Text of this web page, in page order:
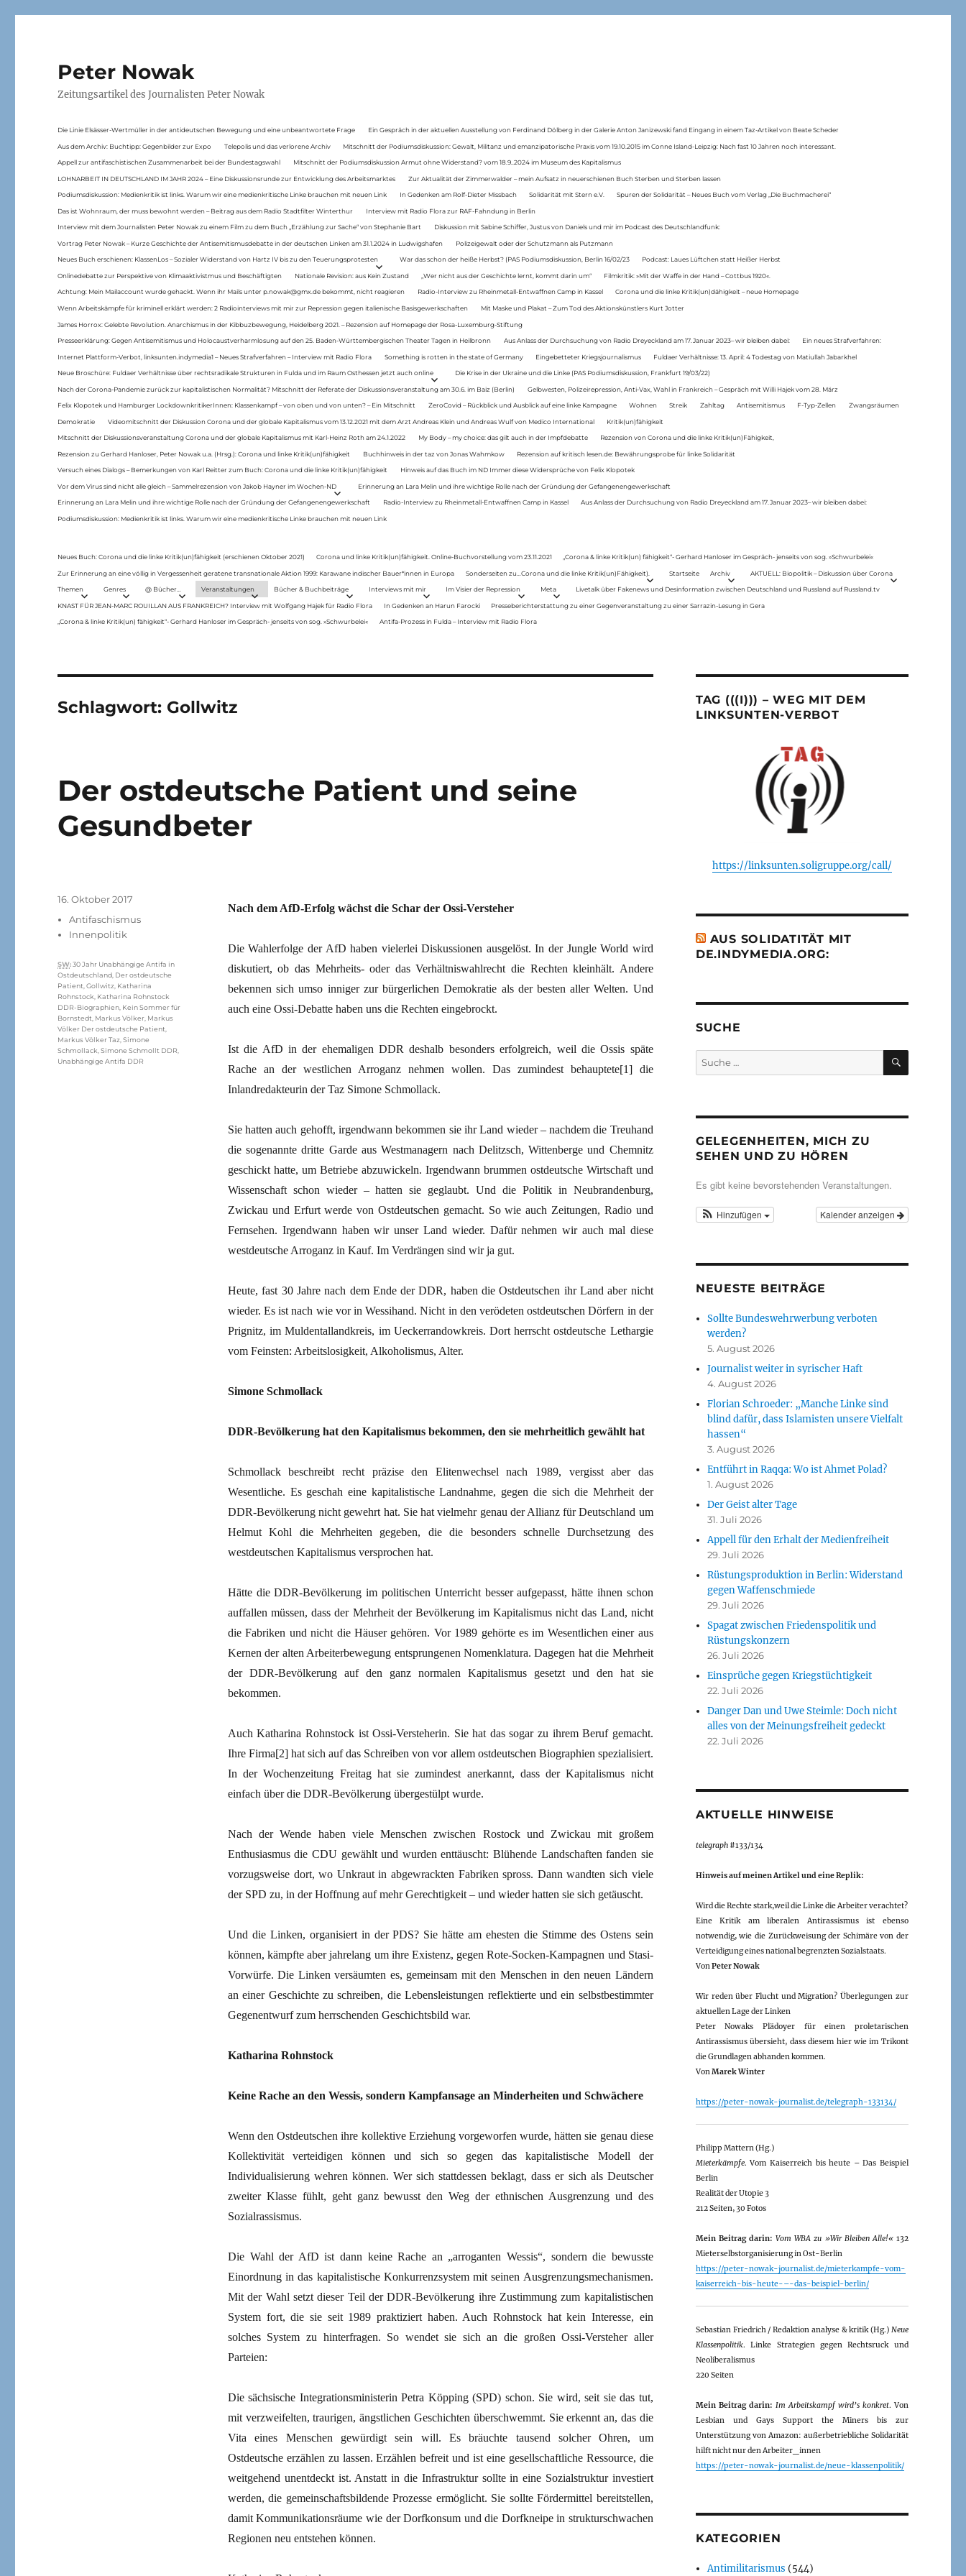
Peter Nowak
Zeitungsartikel des Journalisten Peter Nowak
Die Linie Elsässer-Wertmüller in der antideutschen Bewegung und eine unbeantwortete Frage Ein Gespräch in der aktuellen Ausstellung von Ferdinand Dölberg in der Galerie Anton Janizewski fand Eingang in einem Taz-Artikel von Beate Scheder
Aus dem Archiv: Buchtipp: Gegenbilder zur Expo Telepolis und das verlorene Archiv Mitschnitt der Podiumsdiskussion: Gewalt, Militanz und emanzipatorische Praxis vom 19.10.2015 im Conne Island-Leipzig: Nach fast 10 Jahren noch interessant.
Appell zur antifaschistischen Zusammenarbeit bei der Bundestagswahl Mitschnitt der Podiumsdiskussion Armut ohne Widerstand? vom 18.9..2024 im Museum des Kapitalismus
LOHNARBEIT IN DEUTSCHLAND IM JAHR 2024 – Eine Diskussionsrunde zur Entwicklung des Arbeitsmarktes Zur Aktualität der Zimmerwalder – mein Aufsatz in neuerschienen Buch Sterben und Sterben lassen
Podiumsdiskussion: Medienkritik ist links. Warum wir eine medienkritische Linke brauchen mit neuen Link In Gedenken am Rolf-Dieter Missbach Solidarität mit Stern e.V. Spuren der Solidarität – Neues Buch vom Verlag „Die Buchmacherei“
Das ist Wohnraum, der muss bewohnt werden – Beitrag aus dem Radio Stadtfilter Winterthur Interview mit Radio Flora zur RAF-Fahndung in Berlin
Interview mit dem Journalisten Peter Nowak zu einem Film zu dem Buch „Erzählung zur Sache“ von Stephanie Bart Diskussion mit Sabine Schiffer, Justus von Daniels und mir im Podcast des Deutschlandfunk:
Vortrag Peter Nowak – Kurze Geschichte der Antisemitismusdebatte in der deutschen Linken am 31.1.2024 in Ludwigshafen Polizeigewalt oder der Schutzmann als Putzmann
Neues Buch erschienen: KlassenLos – Sozialer Widerstand von Hartz IV bis zu den Teuerungsprotesten War das schon der heiße Herbst? (PAS Podiumsdiskussion, Berlin 16/02/23 Podcast: Laues Lüftchen statt Heißer Herbst
Onlinedebatte zur Perspektive von Klimaaktivistmus und Beschäftigten Nationale Revision: aus Kein Zustand „Wer nicht aus der Geschichte lernt, kommt darin um“ Filmkritik: »Mit der Waffe in der Hand – Cottbus 1920«.
Achtung: Mein Mailaccount wurde gehackt. Wenn ihr Mails unter p.nowak@gmx.de bekommt, nicht reagieren Radio-Interview zu Rheinmetall-Entwaffnen Camp in Kassel Corona und die linke Kritik(un)dähigkeit – neue Homepage
Wenn Arbeitskämpfe für kriminell erklärt werden: 2 Radiointerviews mit mir zur Repression gegen italienische Basisgewerkschaften Mit Maske und Plakat – Zum Tod des Aktionskünstlers Kurt Jotter
James Horrox: Gelebte Revolution. Anarchismus in der Kibbuzbewegung, Heidelberg 2021. – Rezension auf Homepage der Rosa-Luxemburg-Stiftung
Presseerklärung: Gegen Antisemitismus und Holocaustverharmlosung auf den 25. Baden-Württembergischen Theater Tagen in Heilbronn Aus Anlass der Durchsuchung von Radio Dreyeckland am 17.Januar 2023– wir bleiben dabei: Ein neues Strafverfahren:
Internet Plattform-Verbot, linksunten.indymedia1 – Neues Strafverfahren – Interview mit Radio Flora Something is rotten in the state of Germany Eingebetteter Kriegsjournalismus Fuldaer Verhältnisse: 13. April: 4 Todestag von Matiul­lah Jabarkhel
Neue Broschüre: Fuldaer Verhältnisse über rechtsradikale Strukturen in Fulda und im Raum Osthessen jetzt auch online Die Krise in der Ukraine und die Linke (PAS Podiumsdiskussion, Frankfurt 19/03/22)
Nach der Corona-Pandemie zurück zur kapitalistischen Normalität? Mitschnitt der Referate der Diskussionsveranstaltung am 30.6. im Baiz (Berlin) Gelbwesten, Polizeirepression, Anti-Vax, Wahl in Frankreich – Gespräch mit Willi Hajek vom 28. März
Felix Klopotek und Hamburger LockdownkritikerInnen: Klassenkampf – von oben und von unten? – Ein Mitschnitt ZeroCovid – Rückblick und Ausblick auf eine linke Kampagne Wohnen Streik Zahltag Antisemitismus F-Typ-Zellen Zwangsräumen
Demokratie Videomitschnitt der Diskussion Corona und der globale Kapitalismus vom 13.12.2021 mit dem Arzt Andreas Klein und Andreas Wulf von Medico International Kritik(un)fähigkeit
Mitschnitt der Diskussionsveranstaltung Corona und der globale Kapitalismus mit Karl-Heinz Roth am 24.1.2022 My Body – my choice: das gilt auch in der Impfdebatte Rezension von Corona und die linke Kritik(un)Fähigkeit,
Rezension zu Gerhard Hanloser, Peter Nowak u.a. (Hrsg.): Corona und linke Kritik(un)fähigkeit Buchhinweis in der taz von Jonas Wahmkow Rezension auf kritisch lesen.de: Bewährungsprobe für linke Solidarität
Versuch eines Dialogs – Bemerkungen von Karl Reitter zum Buch: Corona und die linke Kritik(un)fähigkeit Hinweis auf das Buch im ND Immer diese Widersprüche von Felix Klopotek
Vor dem Virus sind nicht alle gleich – Sammelrezension von Jakob Hayner im Wochen-ND Erinnerung an Lara Melin und ihre wichtige Rolle nach der Gründung der Gefangenengewerkschaft
Erinnerung an Lara Melin und ihre wichtige Rolle nach der Gründung der Gefangenengewerkschaft Radio-Interview zu Rheinmetall-Entwaffnen Camp in Kassel Aus Anlass der Durchsuchung von Radio Dreyeckland am 17.Januar 2023– wir bleiben dabei:
Podiumsdiskussion: Medienkritik ist links. Warum wir eine medienkritische Linke brauchen mit neuen Link
Neues Buch: Corona und die linke Kritik(un)fähigkeit (erschienen Oktober 2021) Corona und linke Kritik(un)fähigkeit. Online-Buchvorstellung vom 23.11.2021 „Corona & linke Kritik(un) fähigkeit“- Gerhard Hanloser im Gespräch- jenseits von sog. »Schwurbelei«
Zur Erinnerung an eine völlig in Vergessenheit geratene transnationale Aktion 1999: Karawane indischer Bauer*innen in Europa Sonderseiten zu…Corona und die linke Kritik(un)Fähigkeit). Startseite Archiv AKTUELL: Biopolitik – Diskussion über Corona
Themen Genres @ Bücher… Veranstaltungen Bücher & Buchbeiträge Interviews mit mir Im Visier der Repression Meta Livetalk über Fakenews und Desinformation zwischen Deutschland und Russland auf Russland.tv
KNAST FÜR JEAN-MARC ROUILLAN AUS FRANKREICH? Interview mit Wolfgang Hajek für Radio Flora In Gedenken an Harun Farocki Presseberichterstattung zu einer Gegenveranstaltung zu einer Sarrazin-Lesung in Gera
„Corona & linke Kritik(un) fähigkeit“- Gerhard Hanloser im Gespräch- jenseits von sog. »Schwurbelei« Antifa-Prozess in Fulda – Interview mit Radio Flora
Schlagwort: Gollwitz
Der ostdeutsche Patient und seine
Gesundbeter
Nach dem AfD-Erfolg wächst die Schar der Ossi-Versteher
Die Wahlerfolge der AfD haben vielerlei Diskussionen ausgelöst. In der Jungle World wird
diskutiert, ob das Mehrheits- oder das Verhältniswahlrecht die Rechten kleinhält. Andere
bekennen sich umso inniger zur bürgerlichen Demokratie als der besten aller Welten. Und
auch eine Ossi-Debatte haben uns die Rechten eingebrockt.
Ist die AfD in der ehemaligen DDR deshalb besonders erfolgreich, weil die Ossis späte
Rache an der westlichen Arroganz nehmen wollen. Das zumindest behauptete[1] die
Inlandredakteurin der Taz Simone Schmollack.
Sie hatten auch gehofft, irgendwann bekommen sie ihr Land wieder – nachdem die Treuhand
die sogenannte dritte Garde aus Westmanagern nach Delitzsch, Wittenberge und Chemnitz
geschickt hatte, um Betriebe abzuwickeln. Irgendwann brummen ostdeutsche Wirtschaft und
Wissenschaft schon wieder – hatten sie geglaubt. Und die Politik in Neubrandenburg,
Zwickau und Erfurt werde von Ostdeutschen gemacht. So wie auch Zeitungen, Radio und
Fernsehen. Irgendwann haben wir unser Land wieder. Dafür nehmen wir auch mal diese
westdeutsche Arroganz in Kauf. Im Verdrängen sind wir ja gut.
Heute, fast 30 Jahre nach dem Ende der DDR, haben die Ostdeutschen ihr Land aber nicht
wieder. Es ist nach wie vor in Wessihand. Nicht in den verödeten ostdeutschen Dörfern in der
Prignitz, im Muldentallandkreis, im Ueckerrandowkreis. Dort herrscht ostdeutsche Lethargie
vom Feinsten: Arbeitslosigkeit, Alkoholismus, Alter.
Simone Schmollack
DDR-Bevölkerung hat den Kapitalismus bekommen, den sie mehrheitlich gewählt hat
Schmollack beschreibt recht präzise den Elitenwechsel nach 1989, vergisst aber das
Wesentliche. Es geschah eine kapitalistische Landnahme, gegen die sich die Mehrheit der
DDR-Bevölkerung nicht gewehrt hat. Sie hat vielmehr genau der Allianz für Deutschland um
Helmut Kohl die Mehrheiten gegeben, die die besonders schnelle Durchsetzung des
westdeutschen Kapitalismus versprochen hat.
Hätte die DDR-Bevölkerung im politischen Unterricht besser aufgepasst, hätte ihnen schon
auffallen müssen, dass der Mehrheit der Bevölkerung im Kapitalismus nicht das Land, nicht
die Fabriken und nicht die Häuser gehören. Vor 1989 gehörte es im Wesentlichen einer aus
Kernen der alten Arbeiterbewegung entsprungenen Nomenklatura. Dagegen hat die Mehrheit
der DDR-Bevölkerung auf den ganz normalen Kapitalismus gesetzt und den hat sie
bekommen.
Auch Katharina Rohnstock ist Ossi-Versteherin. Sie hat das sogar zu ihrem Beruf gemacht.
Ihre Firma[2] hat sich auf das Schreiben von vor allem ostdeutschen Biographien spezialisiert.
In der Wochenzeitung Freitag hat sie zumindest anerkannt, dass der Kapitalismus nicht
einfach über die DDR-Bevölkerung übergestülpt wurde.
Nach der Wende haben viele Menschen zwischen Rostock und Zwickau mit großem
Enthusiasmus die CDU gewählt und wurden enttäuscht: Blühende Landschaften fanden sie
vorzugsweise dort, wo Unkraut in abgewrackten Fabriken spross. Dann wandten sich viele
der SPD zu, in der Hoffnung auf mehr Gerechtigkeit – und wieder hatten sie sich getäuscht.
Und die Linken, organisiert in der PDS? Sie hätte am ehesten die Stimme des Ostens sein
können, kämpfte aber jahrelang um ihre Existenz, gegen Rote-Socken-Kampagnen und Stasi-
Vorwürfe. Die Linken versäumten es, gemeinsam mit den Menschen in den neuen Ländern
an einer Geschichte zu schreiben, die Lebensleistungen reflektierte und ein selbstbestimmter
Gegenentwurf zum herrschenden Geschichtsbild war.
Katharina Rohnstock
Keine Rache an den Wessis, sondern Kampfansage an Minderheiten und Schwächere
Wenn den Ostdeutschen ihre kollektive Erziehung vorgeworfen wurde, hätten sie genau diese
Kollektivität verteidigen können und sich so gegen das kapitalistische Modell der
Individualisierung wehren können. Wer sich stattdessen beklagt, dass er sich als Deutscher
zweiter Klasse fühlt, geht ganz bewusst den Weg der ethnischen Ausgrenzung und des
Sozialrassismus.
Die Wahl der AfD ist dann keine Rache an „arroganten Wessis“, sondern die bewusste
Einordnung in das kapitalistische Konkurrenzsystem mit seinen Ausgrenzungsmechanismen.
Mit der Wahl setzt dieser Teil der DDR-Bevölkerung ihre Zustimmung zum kapitalistischen
System fort, die sie seit 1989 praktiziert haben. Auch Rohnstock hat kein Interesse, ein
solches System zu hinterfragen. So wendet sie sich an die großen Ossi-Versteher aller
Parteien:
Die sächsische Integrationsministerin Petra Köpping (SPD) schon. Sie wird, seit sie das tut,
mit verzweifelten, traurigen, ängstlichen Geschichten überschwemmt. Sie erkennt an, das die
Vita eines Menschen gewürdigt sein will. Es bräuchte tausend solcher Ohren, um
Ostdeutsche erzählen zu lassen. Erzählen befreit und ist eine gesellschaftliche Ressource, die
weitgehend unentdeckt ist. Anstatt in die Infrastruktur sollte in eine Sozialstruktur investiert
werden, die gemeinschaftsbildende Prozesse ermöglicht. Sie sollte Fördermittel bereitstellen,
damit Kommunikationsräume wie der Dorfkonsum und die Dorfkneipe in strukturschwachen
Regionen neu entstehen können.
Veröffentlicht
16. Oktober 2017
Kategorien
Antifaschismus
Innenpolitik
Schlagwörter
SW:30 Jahr Unabhängige Antifa in
Ostdeutschland Der ostdeutsche
Patient ,Gollwitz Katharina
Rohnstock Katharina Rohnstock
DDR-Biographien Kein Sommer für
Bornstedt Markus Völker Markus
Völker Der ostdeutsche Patient
Markus Völker Taz ,Simone
Schmollack ,Simone Schmollt DDR
Unabhängige Antifa DDR
TAG (((I))) – WEG MIT DEM
LINKSUNTEN-VERBOT
https://linksunten.soligruppe.org/call/
AUS SOLIDATITÄT MIT
DE.INDYMEDIA.ORG:
SUCHE
Suche
nach:
SUCHEN
GELEGENHEITEN, MICH ZU
SEHEN UND ZU HÖREN
Es gibt keine bevorstehenden Veranstaltungen.
Kalender anzeigen
Hinzufügen
NEUESTE BEITRÄGE
Sollte Bundeswehrwerbung verboten
werden?
5. August 2026
Journalist weiter in syrischer Haft
4. August 2026
Florian Schroeder: „Manche Linke sind
blind dafür, dass Islamisten unsere Vielfalt
hassen“
3. August 2026
Entführt in Raqqa: Wo ist Ahmet Polad?
1. August 2026
Der Geist alter Tage
31. Juli 2026
Appell für den Erhalt der Medienfreiheit
29. Juli 2026
Rüstungsproduktion in Berlin: Widerstand
gegen Waffenschmiede
29. Juli 2026
Spagat zwischen Friedenspolitik und
Rüstungskonzern
26. Juli 2026
Einsprüche gegen Kriegstüchtigkeit
22. Juli 2026
Danger Dan und Uwe Steimle: Doch nicht
alles von der Meinungsfreiheit gedeckt
22. Juli 2026
AKTUELLE HINWEISE
telegraph#133/134
Hinweis auf meinen Artikel und eine Replik:
Wird die Rechte stark,weil die Linke die Arbeiter verachtet?
Eine Kritik am liberalen Antirassismus ist ebenso
notwendig, wie die Zurückweisung der Schimäre von der
Verteidigung eines national begrenzten Sozialstaats.
VonPeter Nowak
Wir reden über Flucht und Migration? Überlegungen zur
aktuellen Lage der Linken
Peter Nowaks Plädoyer für einen proletarischen
Antirassismus übersieht, dass diesem hier wie im Trikont
die Grundlagen abhanden kommen.
VonMarek Winter
https://peter-nowak-journalist.de/telegraph-133134/
Philipp Mattern (Hg.)
Mieterkämpfe. Vom Kaiserreich bis heute – Das Beispiel
Berlin
Realität der Utopie 3
212 Seiten, 30 Fotos
Mein Beitrag darin: Vom WBA zu »Wir Bleiben Alle!«132
Mieterselbstorganisierung in Ost-Berlin
https://peter-nowak-journalist.de/mieterkampfe-vom-
kaiserreich-bis-heute-–-das-beispiel-berlin/
Sebastian Friedrich / Redaktion analyse & kritik (Hg.) Neue
Klassenpolitik. Linke Strategien gegen Rechtsruck und
Neoliberalismus
220 Seiten
Mein Beitrag darin: Im Arbeitskampf wird’s konkret. Von
Lesbian und Gays Support the Miners bis zur
Unterstützung von Amazon: außerbetriebliche Solidarität
hilft nicht nur den Arbeiter_innen
https://peter-nowak-journalist.de/neue-klassenpolitik/
KATEGORIEN
Antimilitarismus (544)